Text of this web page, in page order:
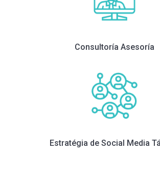
Consultoría Asesoría
Estratégia de Social Media